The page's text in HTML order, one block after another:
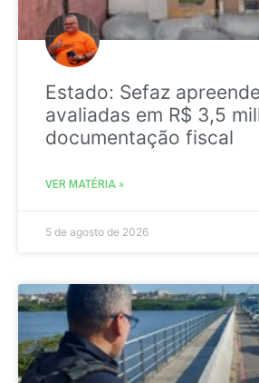
Estado: Sefaz
avaliadas em R$ 3,5
documentação fiscal
VER MATÉRIA »
5 de agosto de 2026